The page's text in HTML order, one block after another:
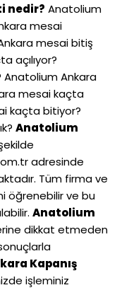
nedir? Anatolium
mesai
mesai bitiş
açılıyor?
Anatolium Ankara
mesai kaçta
kaçta bitiyor?
Anatolium
adresinde
Tüm firma ve
öğrenebilir ve bu
Anatolium
dikkat etmeden
Kapanış
işleminiz